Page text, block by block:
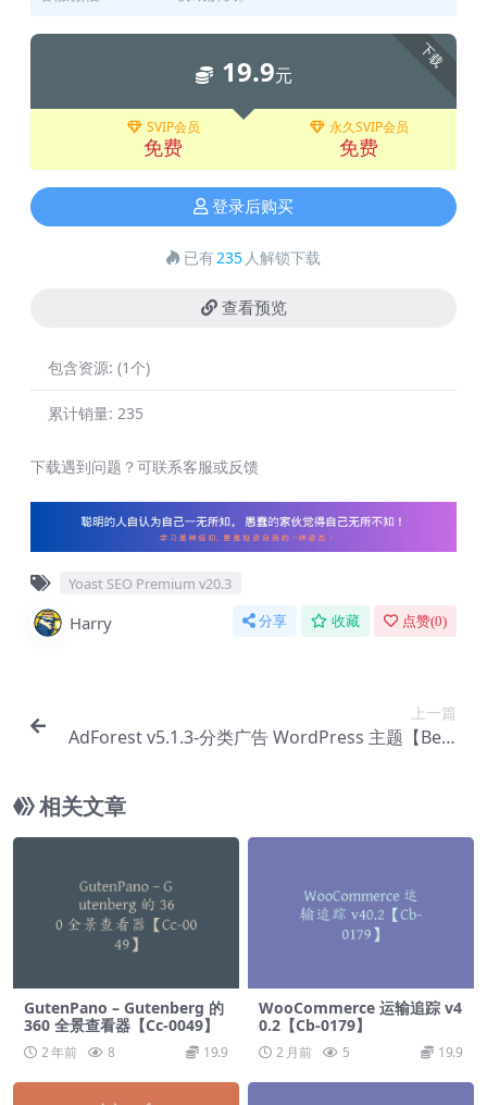
下载
19.9元
SVIP会员
免费
永久SVIP会员
免费
登录后购买
已有235 人解锁下载
查看预览
包含资源: (1个)
累计销量: 235
下载遇到问题？可联系客服或反馈
Yoast SEO Premium v​​20.3
Harry 分享 收藏 点赞(0)
上一篇
AdForest v5.1.3-分类广告 WordPress 主题【Be-0
相关文章
GutenPano – Gutenberg 的
360 全景查看器【Cc-0049】
2 年前 8 19.9
WooCommerce 运输追踪 v4
0.2【Cb-0179】
2 月前 5 19.9